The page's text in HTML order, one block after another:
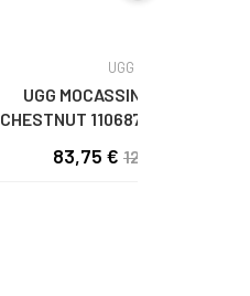
UGG
UGG MOCASSINS ANSLEY
CHESTNUT 1106878 CHESTNUT
83,75 € 124,95 €